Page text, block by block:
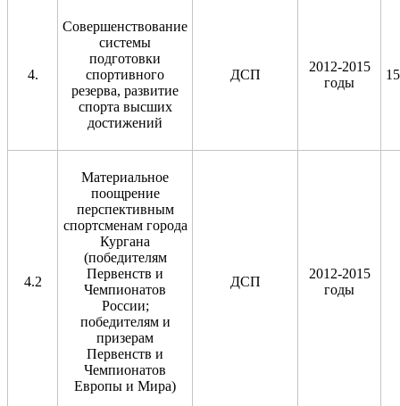
4.
Совершенствование
системы
подготовки
спортивного
резерва, развитие
спорта высших
достижений
ДСП
2012-2015
годы
4.2
Материальное
поощрение
перспективным
спортсменам города
Кургана
(победителям
Первенств и
Чемпионатов
России;
победителям и
призерам
Первенств и
Чемпионатов
Европы и Мира)
ДСП
2012-2015
годы